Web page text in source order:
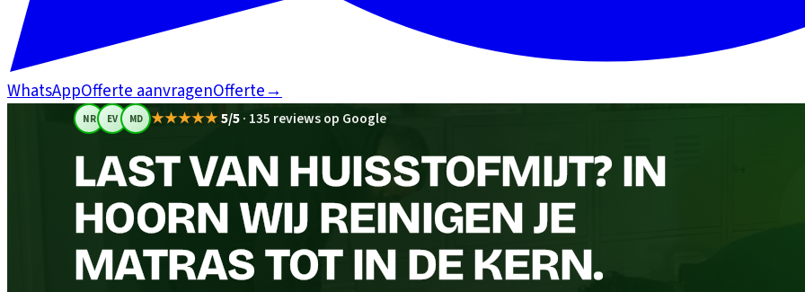
WhatsAppOfferte aanvragenOfferte→
NR EV MD ★★★★★5/5· 135 reviews op Google
LAST VAN HUISSTOFMIJT? IN
HOORN WIJ REINIGEN JE
MATRAS TOT IN DE KERN.